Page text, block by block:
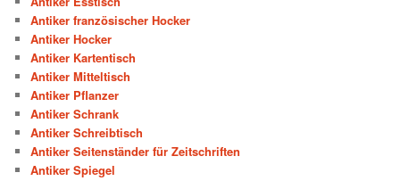
Antiker französischer Hocker
Antiker Hocker
Antiker Kartentisch
Antiker Mitteltisch
Antiker Pflanzer
Antiker Schrank
Antiker Schreibtisch
Antiker Seitenständer für Zeitschriften
Antiker Spiegel